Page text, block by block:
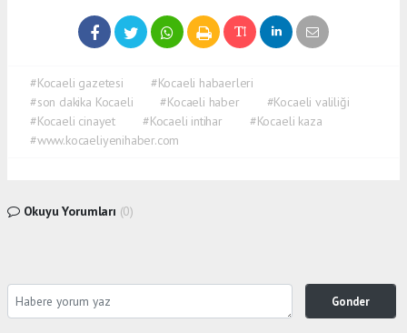
#Kocaeli gazetesi
#Kocaeli habaerleri
#son dakika Kocaeli
#Kocaeli haber
#Kocaeli valiliği
#Kocaeli cinayet
#Kocaeli intihar
#Kocaeli kaza
#www.kocaeliyenihaber.com
Okuyu Yorumları (0)
Gonder